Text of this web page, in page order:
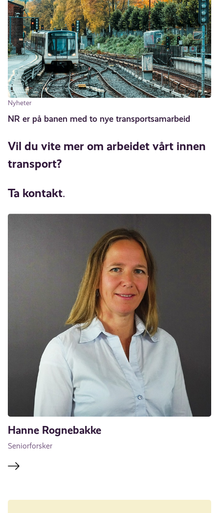
Nyheter
NR er på banen med to nye transportsamarbeid
Vil du vite mer om arbeidet vårt innen
transport?
Ta kontakt.
Hanne Rognebakke
Seniorforsker